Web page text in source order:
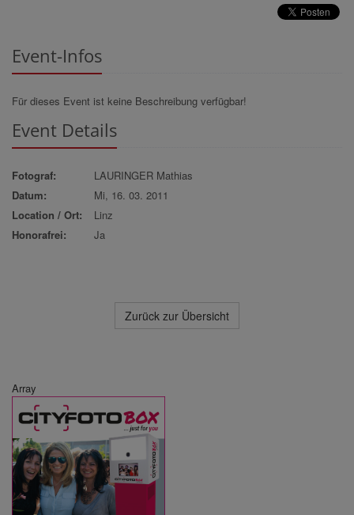
Event-Infos
Für dieses Event ist keine Beschreibung verfügbar!
Event Details
Fotograf:
LAURINGER Mathias
Datum:
Mi, 16. 03. 2011
Location / Ort:
Linz
Honorafrei:
Ja
Zurück zur Übersicht
Array